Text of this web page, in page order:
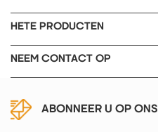
HETE PRODUCTEN
NEEM CONTACT OP
ABONNEER U OP ONS